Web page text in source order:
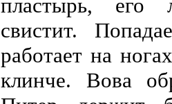
пластырь, его
свистит.
работает на
клинче. Вова